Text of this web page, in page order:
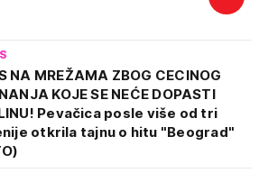
i kulturi regiona. Njena
interesovanja medija.
Ražnatovićem Arkanomima
iAnastasiju.
NA MREŽAMA ZBOG CECINOG
KOJE SE NEĆE DOPASTI
Pevačica posle više od tri
otkrila tajnu o hitu "Beograd"